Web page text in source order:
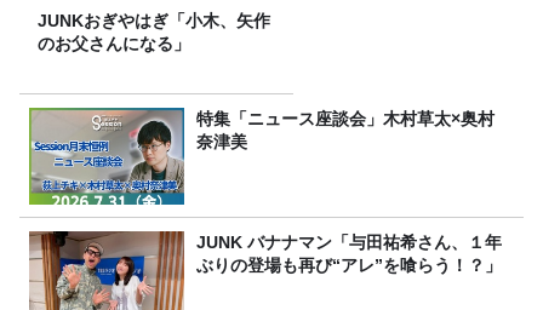
JUNKおぎやはぎ「小木、矢作
のお父さんになる」
特集「ニュース座談会」木村草太×奥村
奈津美
JUNK バナナマン「与田祐希さん、１年
ぶりの登場も再び“アレ”を喰らう！？」